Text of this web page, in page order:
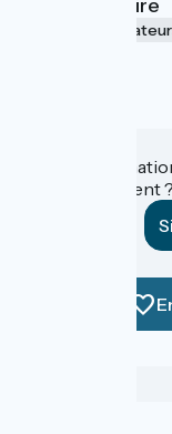
Cycl'O de Loire
Loueurs/
Une
établissement ?